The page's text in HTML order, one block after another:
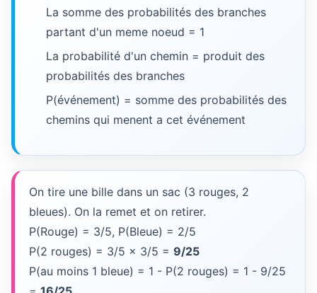
La somme des probabilités des branches
partant d'un meme noeud = 1
La probabilité d'un chemin = produit des
probabilités des branches
P(événement) = somme des probabilités des
chemins qui menent a cet événement
On tire une bille dans un sac (3 rouges, 2
bleues). On la remet et on retirer.
P(Rouge) = 3/5, P(Bleue) = 2/5
P(2 rouges) = 3/5 x 3/5 = 9/25
P(au moins 1 bleue) = 1 - P(2 rouges) = 1 - 9/25